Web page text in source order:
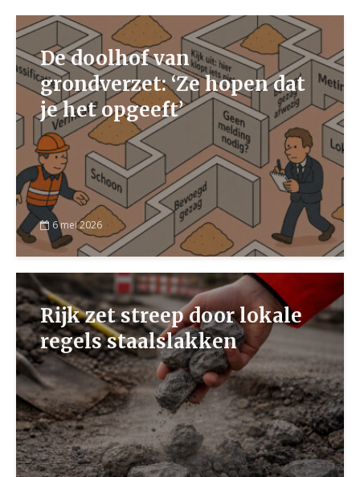
De doolhof van
grondverzet: ‘Ze hopen dat
je het opgeeft’
6 mei 2026
Rijk zet streep door lokale
regels staalslakken